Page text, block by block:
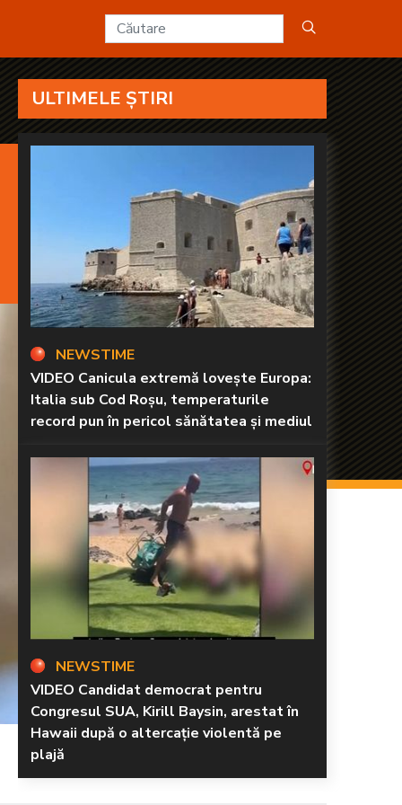
ULTIMELE ȘTIRI
NEWSTIME
VIDEO Canicula extremă lovește Europa:
Italia sub Cod Roșu, temperaturile
record pun în pericol sănătatea și mediul
NEWSTIME
VIDEO Candidat democrat pentru
Congresul SUA, Kirill Baysin, arestat în
Hawaii după o altercație violentă pe
plajă